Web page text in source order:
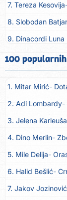
7. Tereza Kesovija
9. Dinacordi Luna
10. Dinacordi
11. Dinacordi
12. Tamara Brusić
13. Grupa TNT
14. Zaim
15. Azra Husarkić
16. Dinacordi Luna
17. Pet za 5
18. Dinacordi
100
1. Mitar Mirić
2. Adi Lombardy
3. Jelena Karleuša
4. Dino Merlin
5. Mile Delija
6. Halid Bešlić
7. Jakov Jozinović